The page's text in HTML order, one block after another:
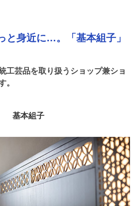
販売・施工代理店募集
と身近に…。「基本組子」
工芸品を取り扱うショップ兼ショ
。
基本組子